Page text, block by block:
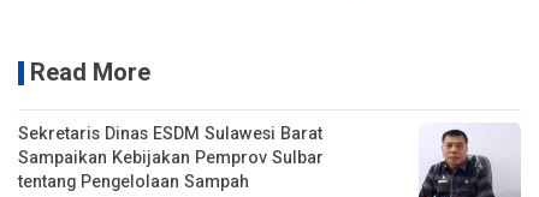
Read More
Sekretaris Dinas ESDM Sulawesi Barat
Sampaikan Kebijakan Pemprov Sulbar
tentang Pengelolaan Sampah